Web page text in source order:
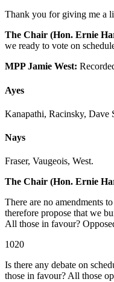
Thank you for giving me a
The Chair (Hon. Ernie
we ready to vote on
MPP Jamie West:
Ayes
Kanapathi, Racinsky, Dave
Nays
Fraser, Vaugeois, West.
The Chair (Hon. Ernie
There are no amendments
therefore propose that we
All those in favour?
1020
Is there any debate on
those in favour? All those